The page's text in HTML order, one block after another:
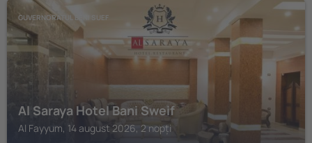
GUVERNORATUL BENI SUEF
Al Saraya Hotel Bani Sweif
Al Fayyum, 14 august 2026, 2 nopți